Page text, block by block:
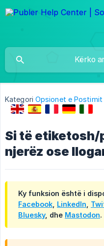
Kategori Opsionet e Postimit
Si të etiketosh/
njerëz ose
Ky funksion është i
Facebook LinkedIn
Bluesky, dhe Mastodon.